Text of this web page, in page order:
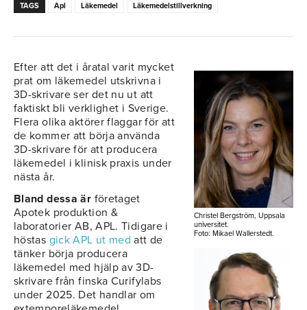
TAGS Apl Läkemedel Läkemedelstillverkning
Christel Bergström, Uppsala
universitet.
Foto: Mikael Wallerstedt.
Efter att det i åratal varit mycket
prat om läkemedel utskrivna i
3D-skrivare ser det nu ut att
faktiskt bli verklighet i Sverige.
Flera olika aktörer flaggar för att
de kommer att börja använda
3D-skrivare för att producera
läkemedel i klinisk praxis under
nästa år.
Bland dessa är företaget
Apotek produktion &
laboratorier AB, APL. Tidigare i
höstas gick APL ut med att de
tänker börja producera
läkemedel med hjälp av 3D-
skrivare från finska Curifylabs
under 2025. Det handlar om